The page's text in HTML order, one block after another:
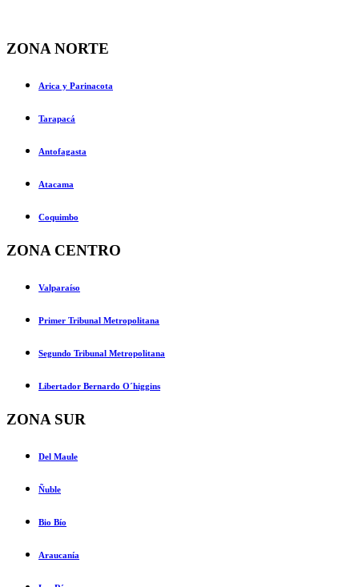
ZONA NORTE
Arica y Parinacota
Tarapacá
Antofagasta
Atacama
Coquimbo
ZONA CENTRO
Valparaíso
Primer Tribunal Metropolitana
Segundo Tribunal Metropolitana
Libertador Bernardo O´higgins
ZONA SUR
Del Maule
Ñuble
Bio Bío
Araucanía